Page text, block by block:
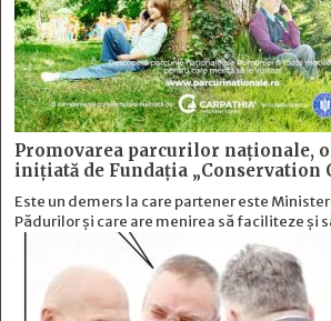
Promovarea parcurilor naționale,
inițiată de Fundația „Conservation
Este un demers la care partener este
Pădurilor și care are menirea să faciliteze și